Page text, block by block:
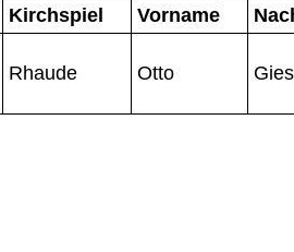
Kirchspiel Vorname
Rhaude Otto